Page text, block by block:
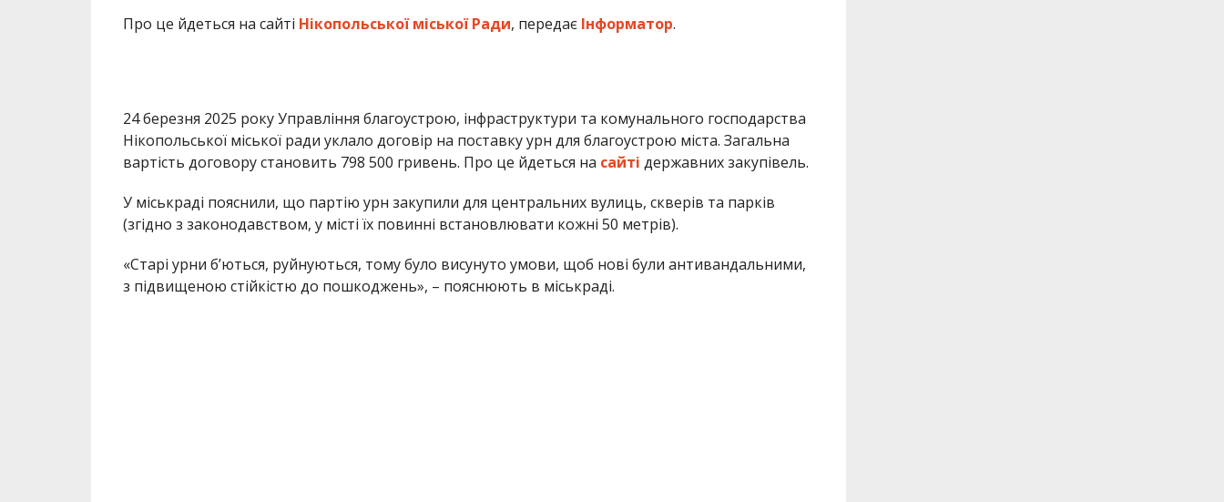
Про це йдеться на сайті Нікопольської міської Ради, передає Інформатор.
24 березня 2025 року Управління благоустрою, інфраструктури та комунального господарства
Нікопольської міської ради уклало договір на поставку урн для благоустрою міста. Загальна
вартість договору становить 798 500 гривень. Про це йдеться на сайті державних закупівель.
У міськраді пояснили, що партію урн закупили для центральних вулиць, скверів та парків
(згідно з законодавством, у місті їх повинні встановлювати кожні 50 метрів).
«Старі урни б’ються, руйнуються, тому було висунуто умови, щоб нові були антивандальними,
з підвищеною стійкістю до пошкоджень», – пояснюють в міськраді.